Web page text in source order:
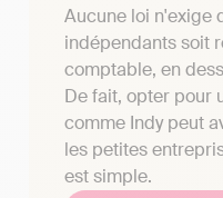
Aucune loi n'exige
indépendants soit
comptable, en
De fait, opter pour
comme Indy peut
les petites
est simple.